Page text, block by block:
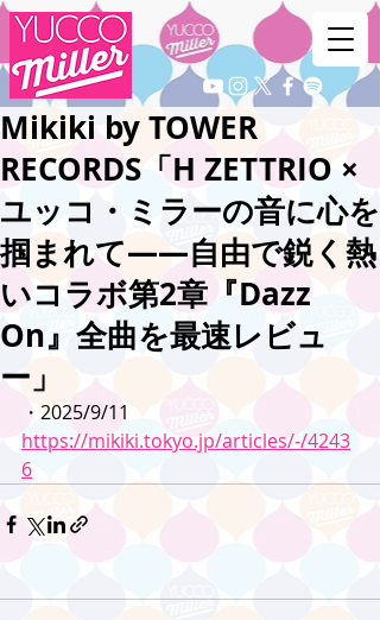
Mikiki by TOWER
RECORDS「H ZETTRIO ×
ユッコ・ミラーの音に心を
掴まれて――自由で鋭く熱
いコラボ第2章『Dazz
On』全曲を最速レビュ
ー」
・2025/9/11
https://mikiki.tokyo.jp/articles/-/4243
6